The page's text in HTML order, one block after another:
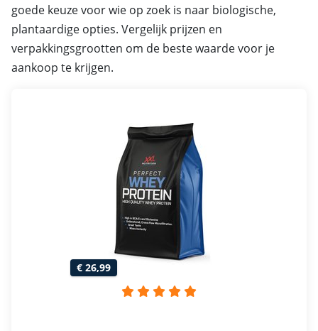
goede keuze voor wie op zoek is naar biologische,
plantaardige opties. Vergelijk prijzen en
verpakkingsgrootten om de beste waarde voor je
aankoop te krijgen.
€ 26,99